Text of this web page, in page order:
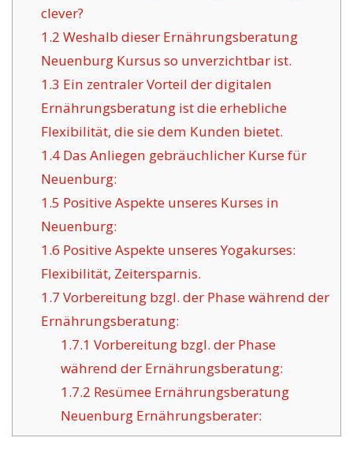
clever?
1.2 Weshalb dieser Ernährungsberatung
Neuenburg Kursus so unverzichtbar ist.
1.3 Ein zentraler Vorteil der digitalen
Ernährungsberatung ist die erhebliche
Flexibilität, die sie dem Kunden bietet.
1.4Das Anliegen gebräuchlicher Kurse für
Neuenburg:
1.5 Positive Aspekte unseres Kurses in
Neuenburg:
1.6 Positive Aspekte unseres Yogakurses:
Flexibilität, Zeitersparnis.
1.7 Vorbereitung bzgl. der Phase während der
Ernährungsberatung:
1.7.1 Vorbereitung bzgl. der Phase
während der Ernährungsberatung:
1.7.2 Resümee Ernährungsberatung
Neuenburg Ernährungsberater: